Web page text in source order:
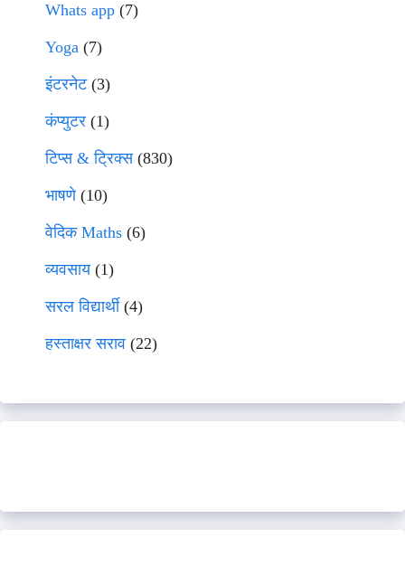
Whats app (7)
Yoga (7)
इंटरनेट(3)
कंप्युटर (1)
टिप्स & ट्रिक्स(830)
भाषणे(10)
वेदिक Maths (6)
व्यवसाय(1)
सरल विद्यार्थी(4)
हस्ताक्षर सराव (22)